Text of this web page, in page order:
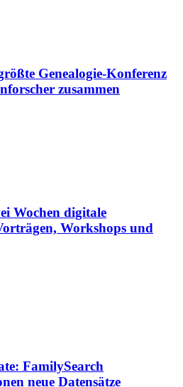
Genealogie-Konferenz
zusammen
Wochen digitale
Workshops und
FamilySearch
neue Datensätze